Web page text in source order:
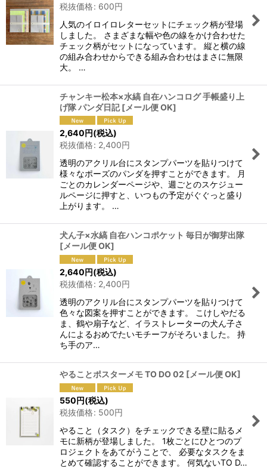
税抜価格: 600円
人気のイロイロレターセットにチェック柄が登場
しました。 さまざまな幅や色の線をかけ合わせた
チェック柄がセットになっています。 縦と横の線
の組み合わせからできる組み合わせはまさに無限
大。 …
チャンキー松本×水縞 自在ハンコログ 手帳盛り上
げ隊 パンダ日記 [メール便 OK]
2,640円(税込)
税抜価格: 2,400円
透明のアクリル台にスタンプパーツを貼りつけて
様々なポーズのパンダを押すことができます。 月
ごとのカレンダーページや、週ごとのスケジュー
ルページに押すと、いつもの予定がぐぐっと盛り
上がります。 …
犬ん子×水縞 自在ハンコポケット 毎日が御芽出隊
[メール便 OK]
2,640円(税込)
税抜価格: 2,400円
透明のアクリル台にスタンプパーツを貼りつけて
色々な図案を押すことができます。 こけしやだる
ま、鶴や扇子など、イラストレーターの犬ん子さ
んによるおめでたいモチーフがそろいました。 持
ち手のア…
やることポスターメモ TO DO 02 [メール便 OK]
550円(税込)
税抜価格: 500円
やること（タスク）をチェックできる壁に貼るメ
モに新柄が登場しました。 1枚ごとにひとつのプ
ロジェクトをあてがうことで、 必要なタスクをま
とめて確認することができます。 何気ないTO D…